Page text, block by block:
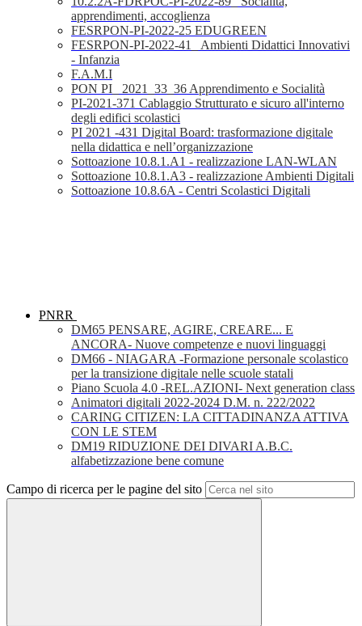
apprendimenti, accoglienza
FESRPON-PI-2022-25 EDUGREEN
FESRPON-PI-2022-41_ Ambienti Didattici Innovativi
- Infanzia
F.A.M.I
PON PI_ 2021_33_36 Apprendimento e Socialità
PI-2021-371 Cablaggio Strutturato e sicuro all'interno
degli edifici scolastici
PI 2021 -431 Digital Board: trasformazione digitale
nella didattica e nell’organizzazione
Sottoazione 10.8.1.A1 - realizzazione LAN-WLAN
Sottoazione 10.8.1.A3 - realizzazione Ambienti Digitali
Sottoazione 10.8.6A - Centri Scolastici Digitali
PNRR
DM65 PENSARE, AGIRE, CREARE... E
ANCORA- Nuove competenze e nuovi linguaggi
DM66 - NIAGARA -Formazione personale scolastico
per la transizione digitale nelle scuole statali
Piano Scuola 4.0 -REL.AZIONI- Next generation class
Animatori digitali 2022-2024 D.M. n. 222/2022
CARING CITIZEN: LA CITTADINANZA ATTIVA
CON LE STEM
DM19 RIDUZIONE DEI DIVARI A.B.C.
alfabetizzazione bene comune
Campo di ricerca per le pagine del sito